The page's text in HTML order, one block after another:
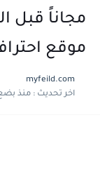
مجاناً قبل
موقع
myfeild.com
اخر تحديث :منذ